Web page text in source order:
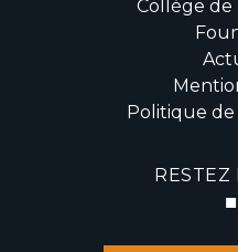
Collège de
Politique
RESTEZ